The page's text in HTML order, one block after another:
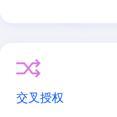
交叉授权